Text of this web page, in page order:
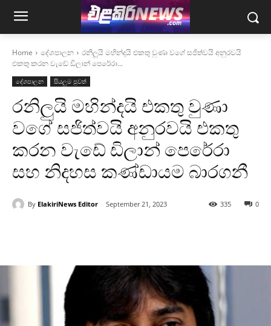
Home දේශපාලන
රනිලුයි මහින්දයි එකතු වුණා වගේ සජිත්වයි අනුරවයි
එකතු කරන වැඩේ ඩිලාන් පෙරේරා...
දේශපාලන සියලුම පුවත්
රනිලුයි මහින්දයි එකතු වුණා
වගේ සජිත්වයි අනුරවයි එකතු
කරන වැඩේ ඩිලාන් පෙරේරා
සහ නිදහස කණ්ඩායම බාරගනී
By ElakiriNews Editor September 21, 2023 0
335